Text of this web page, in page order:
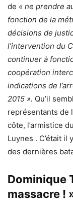
de « ne prendre
fonction de la
décisions de
l’intervention du
continuer à
coopération
indications de
2015 ». Qu’il
représentants de
côte, l’armistice
Luynes . C’était il
des dernières
Dominique
massacre !